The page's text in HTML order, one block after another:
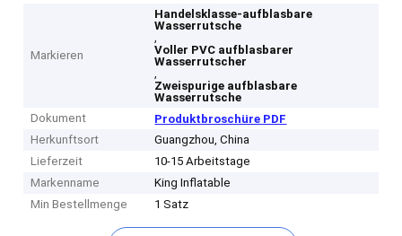
Markieren
Handelsklasse-aufblasbare
Wasserrutsche
,
Voller PVC aufblasbarer
Wasserrutscher
,
Zweispurige aufblasbare
Wasserrutsche
Dokument
Produktbroschüre PDF
Herkunftsort
Guangzhou, China
Lieferzeit
10-15 Arbeitstage
Markenname
King Inflatable
Min Bestellmenge
1 Satz